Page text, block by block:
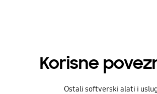
Korisne
Ostali softverski alati i